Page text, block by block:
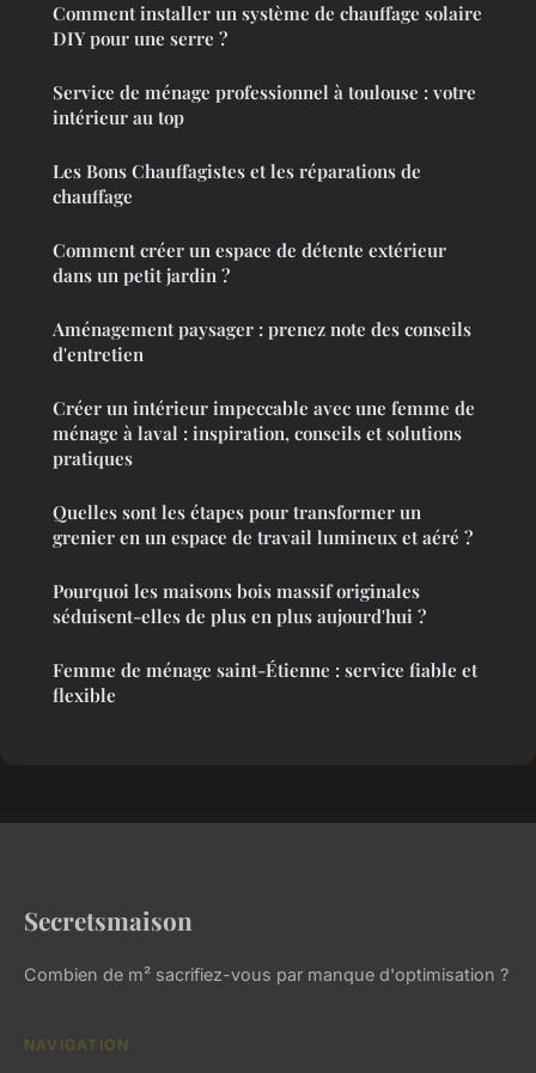
Comment installer un système de chauffage solaire
DIY pour une serre ?
Service de ménage professionnel à toulouse : votre
intérieur au top
Les Bons Chauffagistes et les réparations de
chauffage
Comment créer un espace de détente extérieur
dans un petit jardin ?
Aménagement paysager : prenez note des conseils
d'entretien
Créer un intérieur impeccable avec une femme de
ménage à laval : inspiration, conseils et solutions
pratiques
Quelles sont les étapes pour transformer un
grenier en un espace de travail lumineux et aéré ?
Pourquoi les maisons bois massif originales
séduisent-elles de plus en plus aujourd'hui ?
Femme de ménage saint-Étienne : service fiable et
flexible
Secretsmaison
Combien de m² sacrifiez-vous par manque d'optimisation ?
NAVIGATION